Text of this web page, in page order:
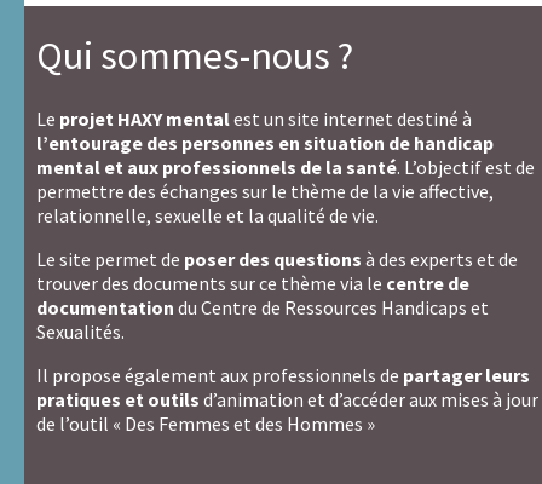
Qui sommes-nous ?
Le projet HAXY mentalest un site internet destiné à
l’entourage des personnes en situation de handicap
mental et aux professionnels de la santé. L’objectif est de
permettre des échanges sur le thème de la vie affective,
relationnelle, sexuelle et la qualité de vie.
Le site permet de poser des questions à des experts et de
trouver des documents sur ce thème via le centre de
documentation du Centre de Ressources Handicaps et
Sexualités.
Il propose également aux professionnels de partager leurs
pratiques et outils d’animation et d’accéder aux mises à jour
de l’outil « Des Femmes et des Hommes »